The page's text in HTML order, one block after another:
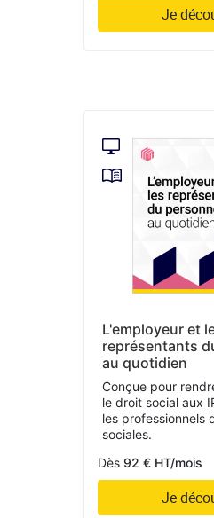
Je
L'employeur et
représentants
au quotidien
Conçue pour
le droit social aux
les professionnels
sociales.
Dès 92 € HT/mois
Je